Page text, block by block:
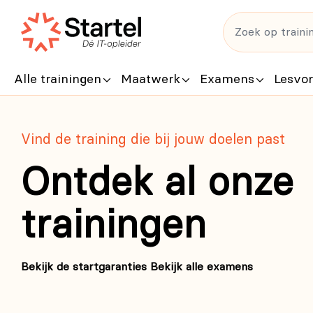
Alle trainingen Maatwerk Examens
Vind de training die bij jouw doelen past
Ontdek al onze
trainingen
Bekijk de startgaranties Bekijk alle examens